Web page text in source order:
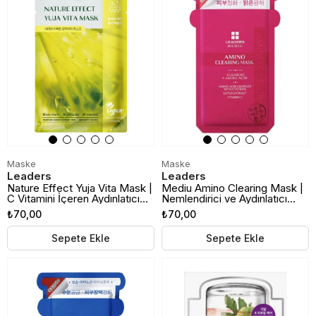
Maske
Leaders
Nature Effect Yuja Vita Mask |
C Vitamini İçeren Aydınlatıcı
Kağıt Maske
₺70,00
Sepete Ekle
Maske
Leaders
Mediu Amino Clearing Mask |
Nemlendirici ve Aydınlatıcı
Kağıt Maske
₺70,00
Sepete Ekle